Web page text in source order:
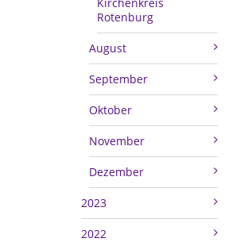
Rotenburg
August
September
Oktober
November
Dezember
2023
2022